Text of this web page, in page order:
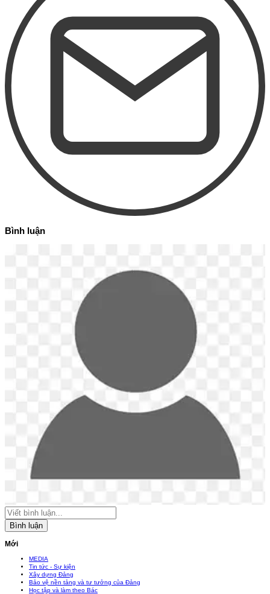
Bình luận
Bình luận
Mới
MEDIA
Tin tức - Sự kiện
Xây dựng Đảng
Bảo vệ nền tảng và tư tưởng của Đảng
Học tập và làm theo Bác